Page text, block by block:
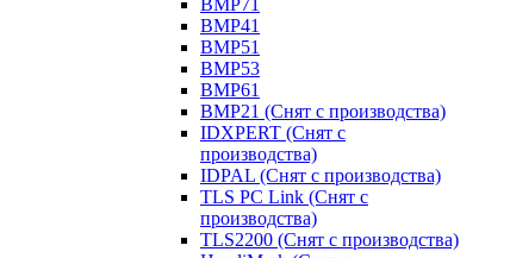
BMP71
BMP41
BMP51
BMP53
BMP61
BMP21 (Снят с производства)
IDXPERT (Снят с
производства)
IDPAL (Снят с производства)
TLS PC Link (Снят с
производства)
TLS2200 (Снят с производства)